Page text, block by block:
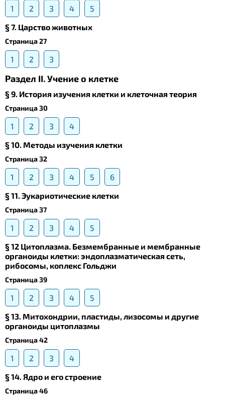
1 2 3 4
5
§ 7. Царство животных
Страница 27
1 2 3
Раздел II. Учение о клетке
§ 9. История изучения клетки и клеточная теория
Страница 30
1 2 3
4
§ 10. Методы изучения клетки
Страница 32
1 2 3 4 5
6
§ 11. Эукариотические клетки
Страница 37
1 2 3 4
5
§ 12 Цитоплазма. Безмембранные и мембранные
органоиды клетки: эндоплазматическая сеть,
рибосомы, коплекс Гольджи
Страница 39
1 2 3 4
5
§ 13. Mитохондрии, пластиды, лизосомы и другие
органоиды цитоплазмы
Страница 42
1 2 3
4
§ 14. Ядро и его строение
Страница 46